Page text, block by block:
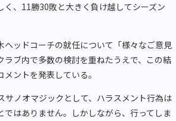
く、11勝30敗と大きく負け越してシーズン
ヘッドコーチの就任について「様々なご意見
ラブ内で多数の検討を重ねたうえで、この結
ントを発表している。
サノオマジックとして、ハラスメント行為は
ではありません。しかしながら、行ってしま